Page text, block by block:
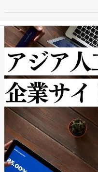
からシステ
クルの各段
[…]
では、反射
で向上し、
ットだけで
ルの変電所
作業と点群
Avia 2は、2
× 80°のノー
ードを切り